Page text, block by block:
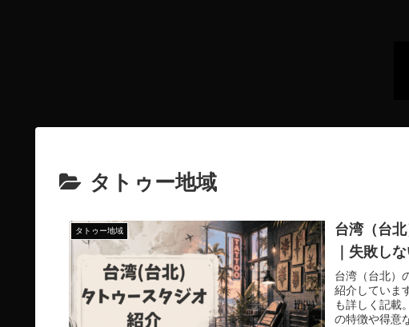
タトゥー地域
タトゥー地域
台湾（台
｜失敗し
台湾（台北）
紹介していま
も詳しく記載
の特徴や得意